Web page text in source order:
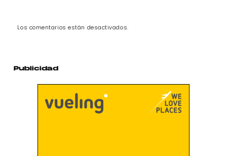
Los comentarios están desactivados.
Publicidad